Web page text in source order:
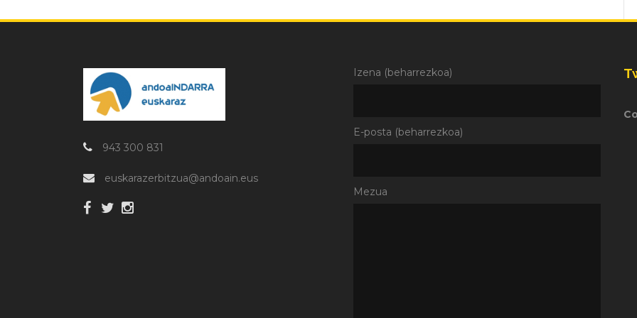
943 300 831
euskarazerbitzua@andoain.eus
Izena (beharrezkoa)
E-posta (beharrezkoa)
Mezua